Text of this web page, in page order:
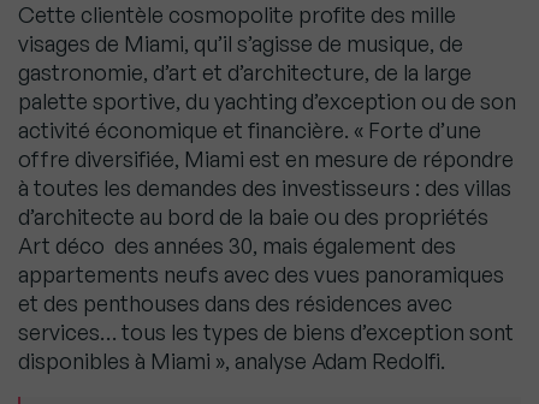
Cette clientèle cosmopolite profite des mille
visages de Miami, qu’il s’agisse de musique, de
gastronomie, d’art et d’architecture, de la large
palette sportive, du yachting d’exception ou de son
activité économique et financière. « Forte d’une
offre diversifiée, Miami est en mesure de répondre
à toutes les demandes des investisseurs : des villas
d’architecte au bord de la baie ou des propriétés
Art déco des années 30, mais également des
appartements neufs avec des vues panoramiques
et des penthouses dans des résidences avec
services… tous les types de biens d’exception sont
disponibles à Miami », analyse Adam Redolfi.